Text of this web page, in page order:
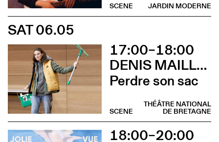
JARDIN MODERNE
SCENE
SAT 06.05
17:00–18:00
DENIS MAILLEFER ET PASCAL RAMBERT AVEC LOLA GIOUSSE
Perdre son sac
THÉÂTRE NATIONAL
DE BRETAGNE
SCENE
18:00–20:00